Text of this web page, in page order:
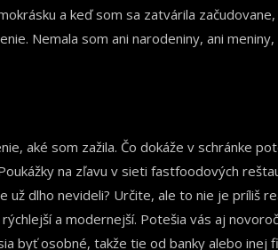
a keď som sa zatvárila
Nemala som ani narodeniny, ani meniny,
aké som zažila. Čo dokáže v schránke
na zľavu v sieti fastfoodových
dlho nevideli? Určite, ale to nie je príliš
a modernejší. Potešia vás aj
byť osobné, takže tie od banky alebo inej